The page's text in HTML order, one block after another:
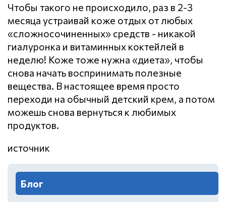
Чтобы такого не происходило, раз в 2-3
месяца устраивай коже отдых от любых
«сложносочиненных» средств - никакой
гиалуронка и витаминных коктейлей в
неделю! Коже тоже нужна «диета», чтобы
снова начать воспринимать полезные
вещества. В настоящее время просто
переходи на обычный детский крем, а потом
можешь снова вернуться к любимых
продуктов.
источник
Блог